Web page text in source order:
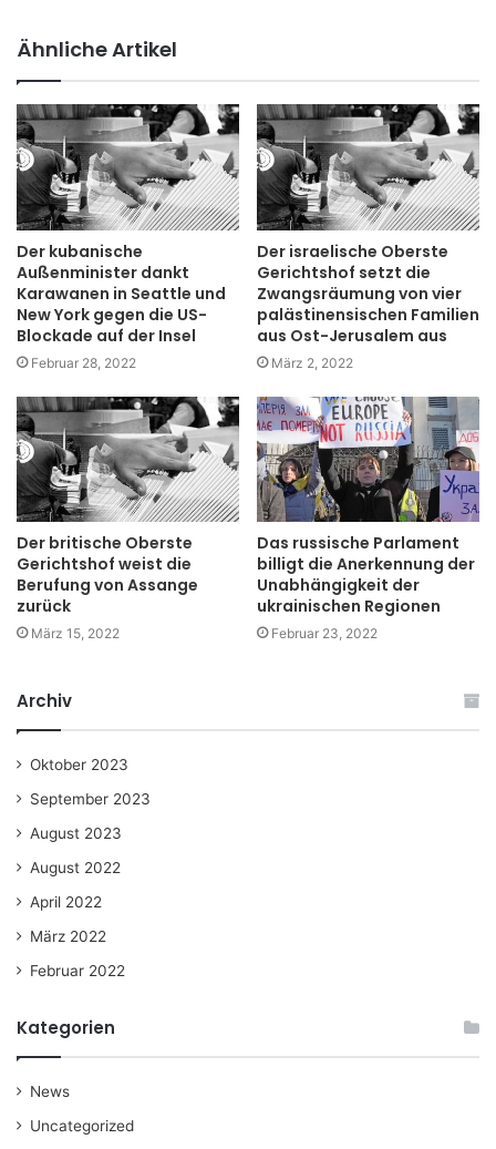
Ähnliche Artikel
Der kubanische
Außenminister dankt
Karawanen in Seattle und
New York gegen die US-
Blockade auf der Insel
Februar 28, 2022
Der israelische Oberste
Gerichtshof setzt die
Zwangsräumung von vier
palästinensischen Familien
aus Ost-Jerusalem aus
März 2, 2022
Der britische Oberste
Gerichtshof weist die
Berufung von Assange
zurück
März 15, 2022
Das russische Parlament
billigt die Anerkennung der
Unabhängigkeit der
ukrainischen Regionen
Februar 23, 2022
Archiv
Oktober 2023
September 2023
August 2023
August 2022
April 2022
März 2022
Februar 2022
Kategorien
News
Uncategorized